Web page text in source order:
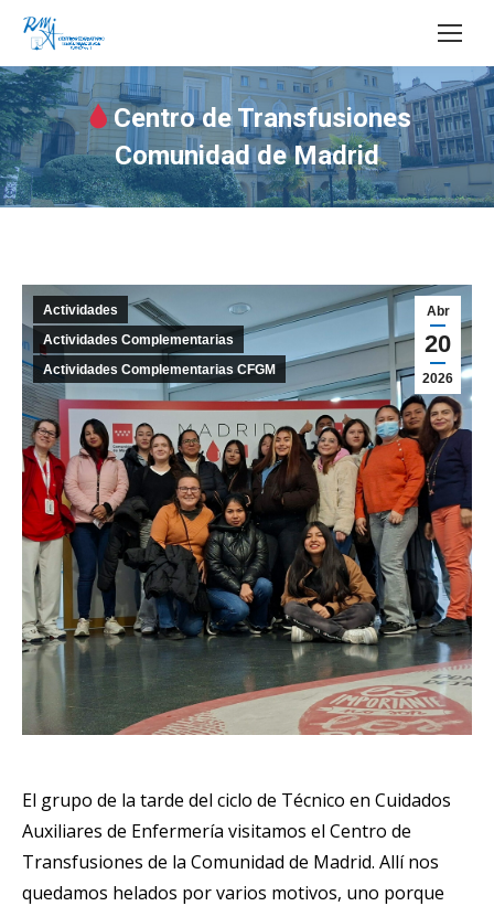
Buscar:
Centro de Transfusiones
Comunidad de Madrid
Estás aquí:
Abr
20
2026
Actividades
Actividades Complementarias
Actividades Complementarias CFGM
El grupo de la tarde del ciclo de Técnico en Cuidados
Auxiliares de Enfermería visitamos el Centro de
Transfusiones de la Comunidad de Madrid. Allí nos
quedamos helados por varios motivos, uno porque